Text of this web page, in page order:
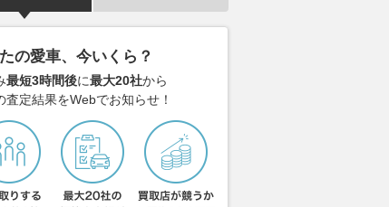
に勘弁してほし
ドライブで誰も
する身勝手な運転
トカーWeb
「サンデードライバーさん、お
願いだから急に入ってこない
で！」 お盆の高速道路、トラ
ックドライバーの5割以上が警
戒する交通リスクの正体
2026.08.08 Merkmal
の愛車、今いくら？
最短3時間後に最大20社から
査定結果をWebでお知らせ！